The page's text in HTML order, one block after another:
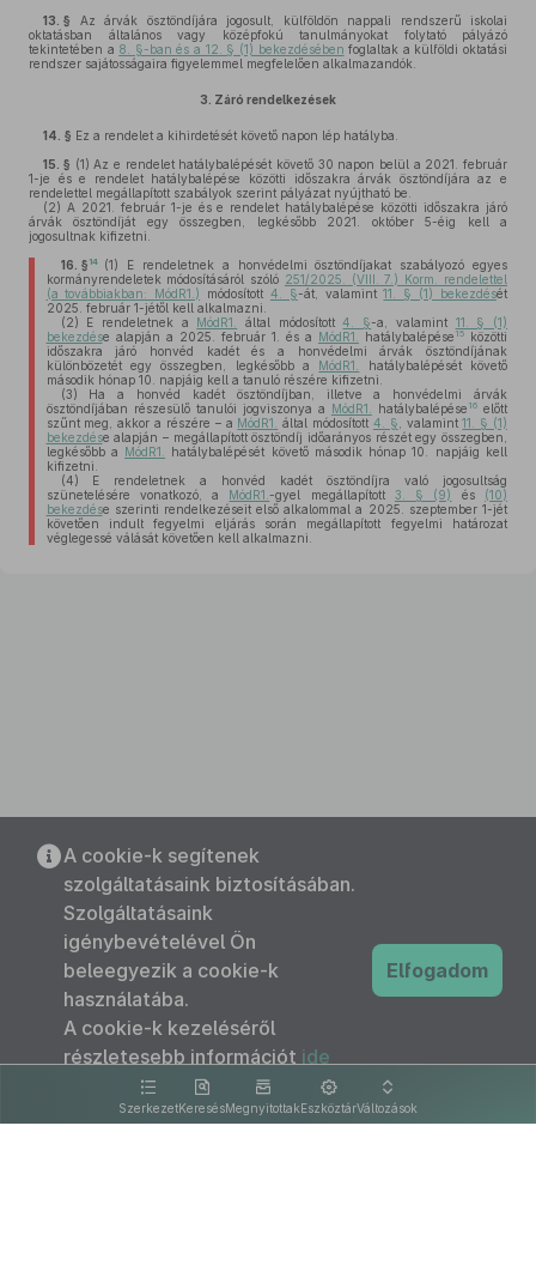
13. § Az árvák ösztöndíjára jogosult, külföldön nappali rendszerű iskolai
oktatásban általános vagy középfokú tanulmányokat folytató pályázó
tekintetében a 8. §-ban és a 12. § (1) bekezdésében foglaltak a külföldi oktatási
rendszer sajátosságaira figyelemmel megfelelően alkalmazandók.
3. Záró rendelkezések
14. § Ez a rendelet a kihirdetését követő napon lép hatályba.
15. § (1) Az e rendelet hatálybalépését követő 30 napon belül a 2021. február
1-je és e rendelet hatálybalépése közötti időszakra árvák ösztöndíjára az e
rendelettel megállapított szabályok szerint pályázat nyújtható be.
(2) A 2021. február 1-je és e rendelet hatálybalépése közötti időszakra járó
árvák ösztöndíját egy összegben, legkésőbb 2021. október 5-éig kell a
jogosultnak kifizetni.
16. § 14 (1)
E rendeletnek a honvédelmi ösztöndíjakat szabályozó egyes
kormányrendeletek módosításáról szóló 251/2025. (VIII. 7.) Korm. rendelettel
(a továbbiakban: MódR1.)
módosított 4. §-át, valamint11. § (1) bekezdését
2025. február 1-jétől kell alkalmazni.
(2) E rendeletnek a MódR1. által módosított4. §-a, valamint 11. § (1)
bekezdése alapján a 2025. február 1. és a MódR1. hatálybalépése 15közötti
időszakra járó honvéd kadét és a honvédelmi árvák ösztöndíjának
különbözetét egy összegben, legkésőbb a MódR1.
hatálybalépését követő
második hónap 10. napjáig kell a tanuló részére kifizetni.
(3) Ha a honvéd kadét ösztöndíjban, illetve a honvédelmi árvák
ösztöndíjában részesülő tanulói jogviszonya a MódR1. hatálybalépése 16előtt
szűnt meg, akkor a részére – a MódR1. által módosított 4. § , valamint11. § (1)
bekezdése alapján – megállapított ösztöndíj időarányos részét egy összegben,
legkésőbb a MódR1.
hatálybalépését követő második hónap 10. napjáig kell
kifizetni.
(4) E rendeletnek a honvéd kadét ösztöndíjra való jogosultság
szünetelésére vonatkozó, a MódR1.-gyel megállapított 3. § (9) és (10)
bekezdése szerinti rendelkezéseit első alkalommal a 2025. szeptember 1-jét
követően indult fegyelmi eljárás során megállapított fegyelmi határozat
véglegessé válását követően kell alkalmazni.
SzerkezetKeresésMegnyitottakEszköztárVáltozások
A cookie-k segítenek
szolgáltatásaink biztosításában.
Szolgáltatásaink
igénybevételével Ön
beleegyezik a cookie-k
használatába.
A cookie-k kezeléséről
részletesebb információt ide
kattintva olvashat.
Elfogadom